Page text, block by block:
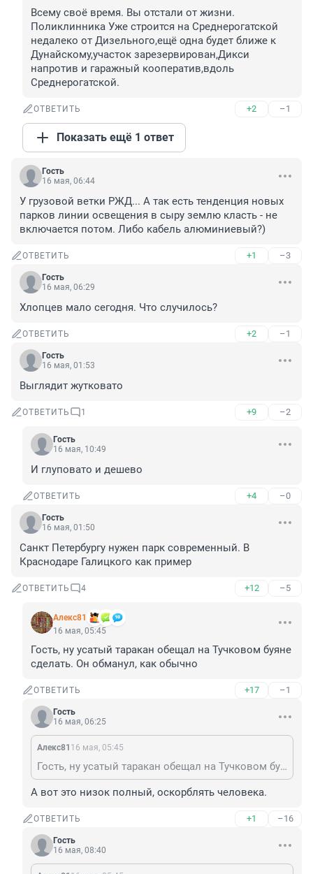
Всему своё время. Вы отстали от жизни.
Поликлинника Уже строится на Среднерогатской
недалеко от Дизельного,ещё одна будет ближе к
Дунайскому,участок зарезервирован,Дикси
напротив и гаражный кооператив,вдоль
Среднерогатской.
ОТВЕТИТЬ +2 –1
Показать ещё 1 ответ
Гость
16 мая, 06:44
У грузовой ветки РЖД... А так есть тенденция новых
парков линии освещения в сыру землю класть - не
включается потом. Либо кабель алюминиевый?)
ОТВЕТИТЬ +1 –3
Гость
16 мая, 06:29
Хлопцев мало сегодня. Что случилось?
ОТВЕТИТЬ +2 –1
Гость
16 мая, 01:53
Выглядит жутковато
ОТВЕТИТЬ 1 +9 –2
Гость
16 мая, 10:49
И глуповато и дешево
ОТВЕТИТЬ +4 –0
Гость
16 мая, 01:50
Санкт Петербургу нужен парк современный. В
Краснодаре Галицкого как пример
ОТВЕТИТЬ 4 +12 –5
Алекс81
16 мая, 05:45
Гость, ну усатый таракан обещал на Тучковом буяне
сделать. Он обманул, как обычно
ОТВЕТИТЬ +17 –1
Гость
16 мая, 06:25
Алекс81 16 мая, 05:45
Гость, ну усатый таракан обещал на Тучковом буяне сделать. Он обманул, как обычно
А вот это низок полный, оскорблять человека.
ОТВЕТИТЬ +1 –16
Гость
16 мая, 08:40